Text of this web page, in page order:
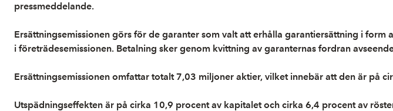
pressmeddelande.
Ersättningsemissionen görs för de garanter som valt att erhålla garantiersättning i
i företrädesemissionen. Betalning sker genom kvittning av garanternas fordran
Ersättningsemissionen omfattar totalt 7,03 miljoner aktier, vilket innebär att den är på
Utspädningseffekten är på cirka 10,9 procent av kapitalet och cirka 6,4 procent av